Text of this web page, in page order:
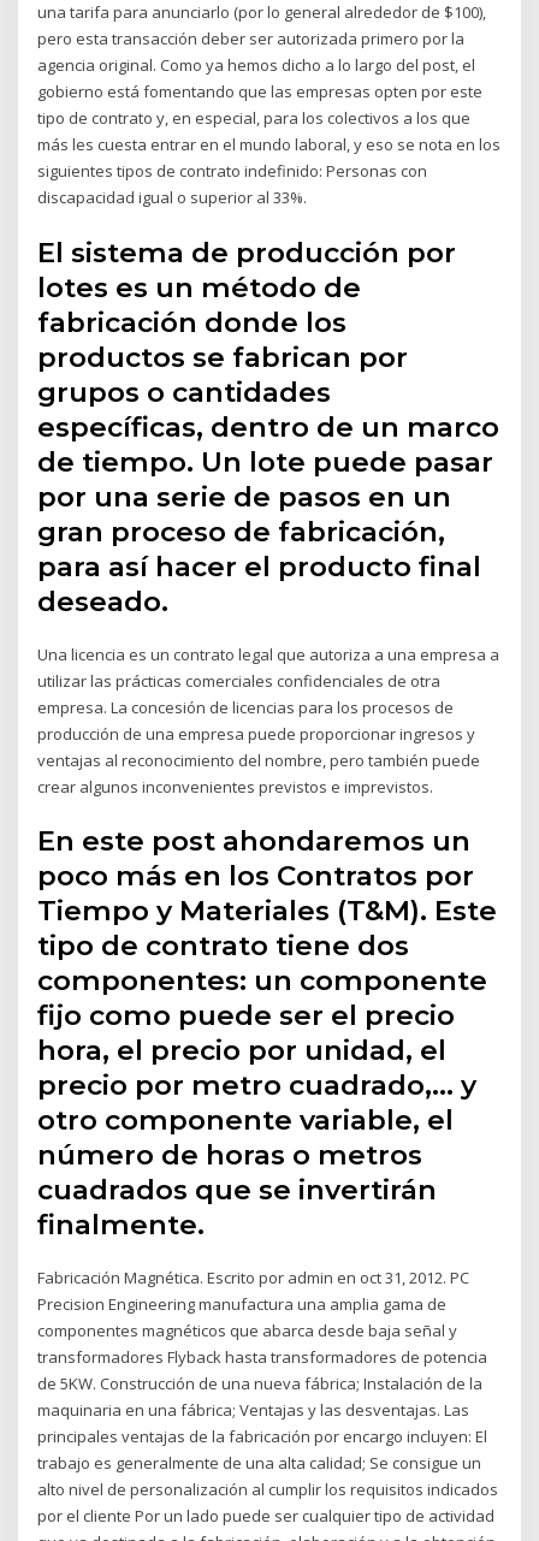
una tarifa para anunciarlo (por lo general alrededor de $100),
pero esta transacción deber ser autorizada primero por la
agencia original. Como ya hemos dicho a lo largo del post, el
gobierno está fomentando que las empresas opten por este
tipo de contrato y, en especial, para los colectivos a los que
más les cuesta entrar en el mundo laboral, y eso se nota en los
siguientes tipos de contrato indefinido: Personas con
discapacidad igual o superior al 33%.
El sistema de producción por
lotes es un método de
fabricación donde los
productos se fabrican por
grupos o cantidades
específicas, dentro de un marco
de tiempo. Un lote puede pasar
por una serie de pasos en un
gran proceso de fabricación,
para así hacer el producto final
deseado.
Una licencia es un contrato legal que autoriza a una empresa a
utilizar las prácticas comerciales confidenciales de otra
empresa. La concesión de licencias para los procesos de
producción de una empresa puede proporcionar ingresos y
ventajas al reconocimiento del nombre, pero también puede
crear algunos inconvenientes previstos e imprevistos.
En este post ahondaremos un
poco más en los Contratos por
Tiempo y Materiales (T&M). Este
tipo de contrato tiene dos
componentes: un componente
fijo como puede ser el precio
hora, el precio por unidad, el
precio por metro cuadrado,… y
otro componente variable, el
número de horas o metros
cuadrados que se invertirán
finalmente.
Fabricación Magnética. Escrito por admin en oct 31, 2012. PC
Precision Engineering manufactura una amplia gama de
componentes magnéticos que abarca desde baja señal y
transformadores Flyback hasta transformadores de potencia
de 5KW. Construcción de una nueva fábrica; Instalación de la
maquinaria en una fábrica; Ventajas y las desventajas. Las
principales ventajas de la fabricación por encargo incluyen: El
trabajo es generalmente de una alta calidad; Se consigue un
alto nivel de personalización al cumplir los requisitos indicados
por el cliente Por un lado puede ser cualquier tipo de actividad